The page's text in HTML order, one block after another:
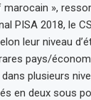
»,
PISA 2018, le
leur niveau
pays/
plusieurs
en deux sous